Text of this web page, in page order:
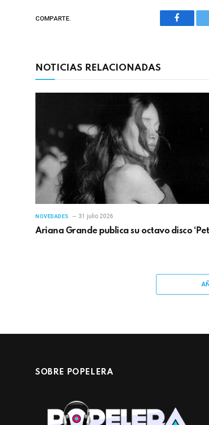
COMPARTE.
NOTICIAS RELACIONADAS
NOVEDADES 31 julio 2026
Ariana Grande publica su octavo disco
SOBRE POPELERA